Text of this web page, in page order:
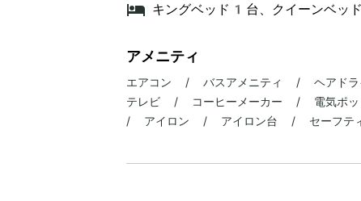
キングベッド1台、クイーンベッ
アメニティ
エアコン / バスアメニティ / ヘアド
テレビ / コーヒーメーカー / 電気
/ アイロン / アイロン台 / セーフテ